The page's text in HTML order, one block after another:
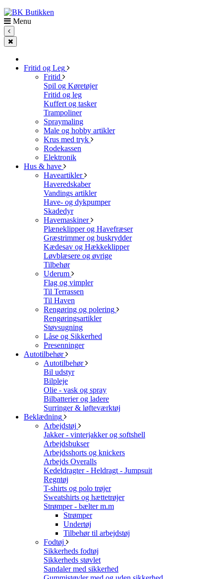
Menu
Fritid og Leg
Fritid
Spil og Køretøjer
Fritid og leg
Kuffert og tasker
Trampoliner
Spraymaling
Male og hobby artikler
Krus med tryk
Rodekassen
Elektronik
Hus & have
Haveartikler
Haveredskaber
Vandings artikler
Have- og dykpumper
Skadedyr
Havemaskiner
Plæneklipper og Havefræser
Græstrimmer og buskrydder
Kædesav og Hækkeklipper
Løvblæsere og øvrige
Tilbehør
Uderum
Flag og vimpler
Til Terrassen
Til Haven
Rengøring og polering
Rengøringsartikler
Støvsugning
Låse og Sikkerhed
Presenninger
Autotilbehør
Autotilbehør
Bil udstyr
Bilpleje
Olie - vask og spray
Bilbatterier og ladere
Surringer & løfteværktøj
Beklædning
Arbejdstøj
Jakker - vinterjakker og softshell
Arbejdsbukser
Arbejdsshorts og knickers
Arbejds Overalls
Kedeldragter - Heldragt - Jumpsuit
Regntøj
T-shirts og polo trøjer
Sweatshirts og hættetrøjer
Strømper - bælter m.m
Strømper
Undertøj
Tilbehør til arbejdstøj
Fodtøj
Sikkerheds fodtøj
Sikkerheds støvlet
Sandaler med sikkerhed